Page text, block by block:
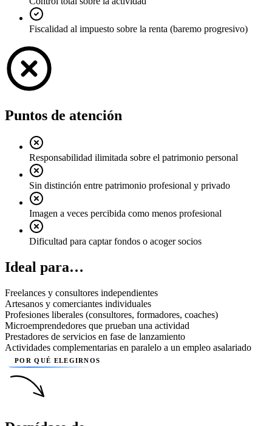
Fiscalidad al impuesto sobre la renta (baremo progresivo)
Puntos de atención
Responsabilidad ilimitada sobre el patrimonio personal
Sin distinción entre patrimonio profesional y privado
Imagen a veces percibida como menos profesional
Dificultad para captar fondos o acoger socios
Ideal para…
Freelances y consultores independientes
Artesanos y comerciantes individuales
Profesiones liberales (consultores, formadores, coaches)
Microemprendedores que prueban una actividad
Prestadores de servicios en fase de lanzamiento
Actividades complementarias en paralelo a un empleo asalariado
POR QUÉ ELEGIRNOS